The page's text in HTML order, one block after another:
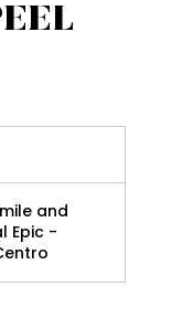
and
Epic -